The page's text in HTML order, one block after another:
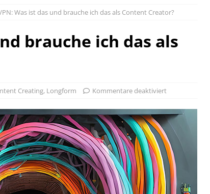
3-in-1 Magnetic Charging Station im Test: Eine Ladestation für
für Studium und Schule: Comspot startet Back-to-School-
Was ist das und brauche ich das als Content Creator?
brauche ich das als
Creating, Longform Kommentare deaktiviert